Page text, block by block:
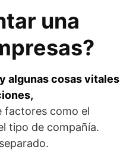
una
algunas cosas vitales
factores como el
tipo de compañía.